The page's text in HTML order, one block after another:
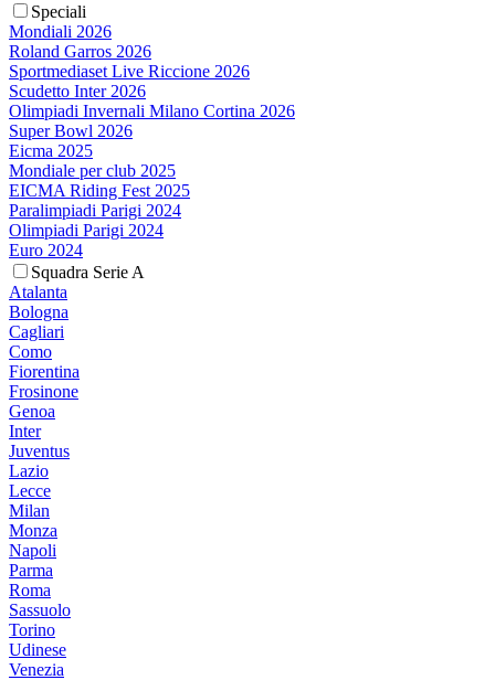
Speciali
Mondiali 2026
Roland Garros 2026
Sportmediaset Live Riccione 2026
Scudetto Inter 2026
Olimpiadi Invernali Milano Cortina 2026
Super Bowl 2026
Eicma 2025
Mondiale per club 2025
EICMA Riding Fest 2025
Paralimpiadi Parigi 2024
Olimpiadi Parigi 2024
Euro 2024
Squadra Serie A
Atalanta
Bologna
Cagliari
Como
Fiorentina
Frosinone
Genoa
Inter
Juventus
Lazio
Lecce
Milan
Monza
Napoli
Parma
Roma
Sassuolo
Torino
Udinese
Venezia